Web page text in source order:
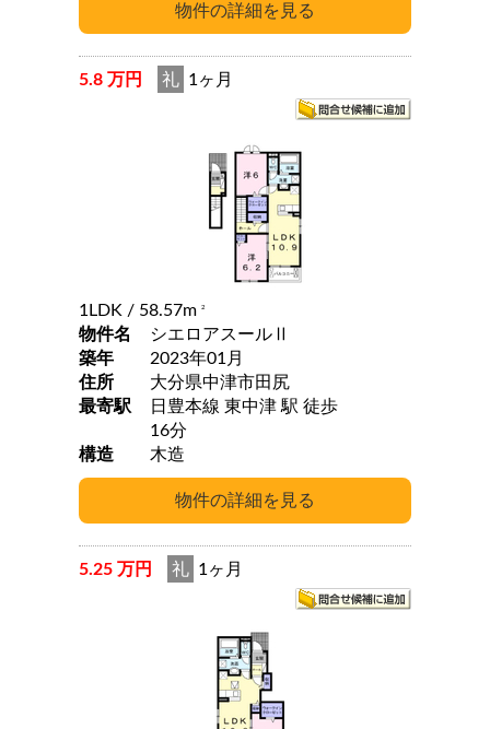
5.8 万円 礼 1ヶ月
1LDK / 58.57m 2
物件名
シエロアスールⅡ
築年
2023年01月
住所
大分県中津市田尻
最寄駅
日豊本線 東中津 駅 徒歩
16分
構造
木造
5.25 万円 礼 1ヶ月